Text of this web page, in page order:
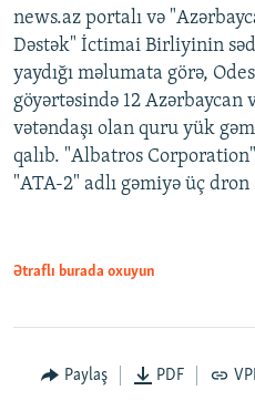
news.az portalı və
Dəstək" İctimai Birliyinin
yaydığı məlumata görə,
göyərtəsində 12
vətəndaşı olan quru yük
qalıb. "Albatros
"ATA-2" adlı gəmiyə üç
Ətraflı burada oxuyun
Paylaş PDF